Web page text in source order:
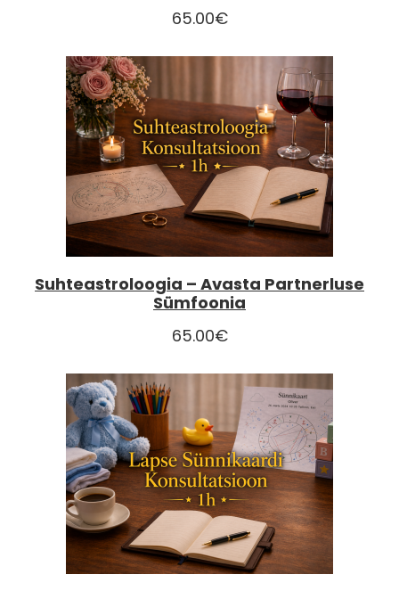
65.00€
Suhteastroloogia – Avasta Partnerluse
Sümfoonia
65.00€